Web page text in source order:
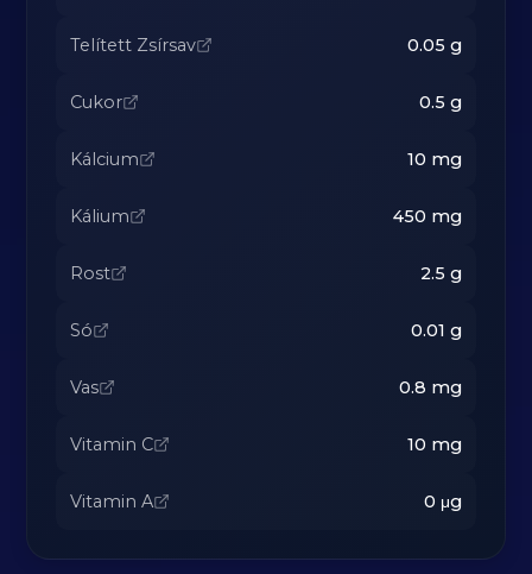
Telített Zsírsav 0.05 g
Cukor 0.5 g
Kálcium 10 mg
Kálium 450 mg
Rost 2.5 g
Só 0.01 g
Vas 0.8 mg
Vitamin C 10 mg
Vitamin A 0 μg